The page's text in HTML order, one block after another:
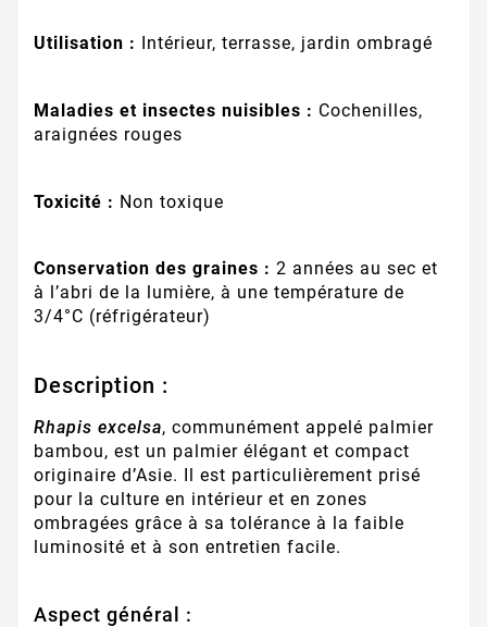
Utilisation : Intérieur, terrasse, jardin ombragé
Maladies et insectes nuisibles : Cochenilles,
araignées rouges
Toxicité : Non toxique
Conservation des graines : 2 années au sec et
à l’abri de la lumière, à une température de
3/4°C (réfrigérateur)
Description :
Rhapis excelsa, communément appelé palmier
bambou, est un palmier élégant et compact
originaire d’Asie. Il est particulièrement prisé
pour la culture en intérieur et en zones
ombragées grâce à sa tolérance à la faible
luminosité et à son entretien facile.
Aspect général :